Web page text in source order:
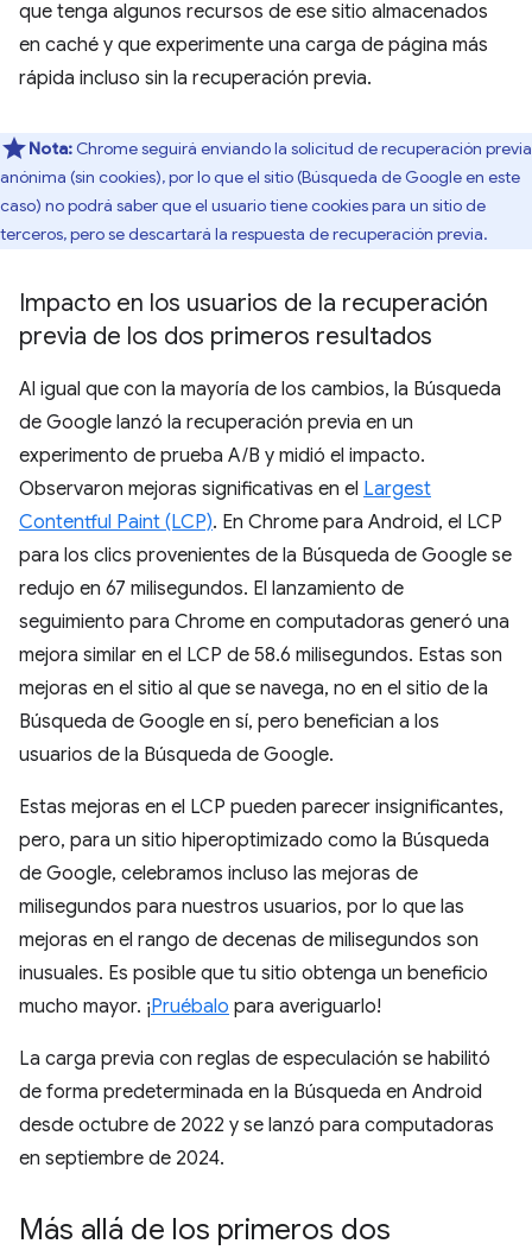
que tenga algunos recursos de ese sitio almacenados
en caché y que experimente una carga de página más
rápida incluso sin la recuperación previa.
Nota: Chrome seguirá enviando la solicitud de recuperación previa
anónima (sin cookies), por lo que el sitio (Búsqueda de Google en este
caso) no podrá saber que el usuario tiene cookies para un sitio de
terceros, pero se descartará la respuesta de recuperación previa.
Impacto en los usuarios de la recuperación
previa de los dos primeros resultados
Al igual que con la mayoría de los cambios, la Búsqueda
de Google lanzó la recuperación previa en un
experimento de prueba A/B y midió el impacto.
Observaron mejoras significativas en el Largest
Contentful Paint (LCP). En Chrome para Android, el LCP
para los clics provenientes de la Búsqueda de Google se
redujo en 67 milisegundos. El lanzamiento de
seguimiento para Chrome en computadoras generó una
mejora similar en el LCP de 58.6 milisegundos. Estas son
mejoras en el sitio al que se navega, no en el sitio de la
Búsqueda de Google en sí, pero benefician a los
usuarios de la Búsqueda de Google.
Estas mejoras en el LCP pueden parecer insignificantes,
pero, para un sitio hiperoptimizado como la Búsqueda
de Google, celebramos incluso las mejoras de
milisegundos para nuestros usuarios, por lo que las
mejoras en el rango de decenas de milisegundos son
inusuales. Es posible que tu sitio obtenga un beneficio
mucho mayor. ¡Pruébalo para averiguarlo!
La carga previa con reglas de especulación se habilitó
de forma predeterminada en la Búsqueda en Android
desde octubre de 2022 y se lanzó para computadoras
en septiembre de 2024.
Más allá de los primeros dos